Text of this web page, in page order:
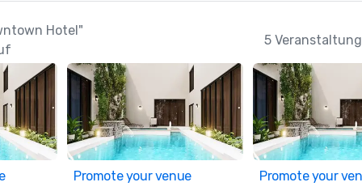
Hotel"
5
Promote your venue Promote your